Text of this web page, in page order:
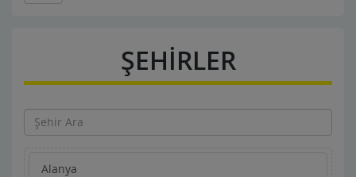
ŞEHİRLER
Alanya